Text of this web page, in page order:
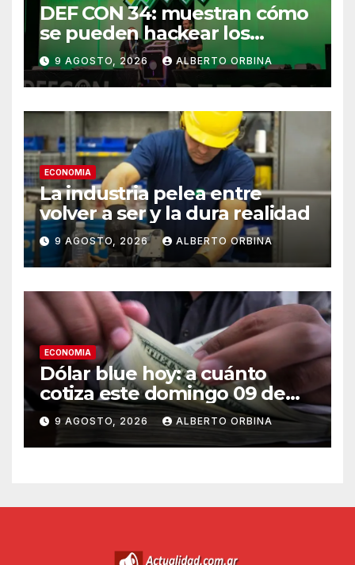
DEF CON 34: muestran cómo
se pueden hackear los
controles biométricos de
bancos y fintech de América
Latina
9 AGOSTO, 2026 ALBERTO ORBINA
ECONOMIA
La industria pelea entre
volver a ser y la dura realidad
9 AGOSTO, 2026 ALBERTO ORBINA
ECONOMIA
Dólar blue hoy: a cuánto
cotiza este domingo 09 de
agosto
9 AGOSTO, 2026 ALBERTO ORBINA